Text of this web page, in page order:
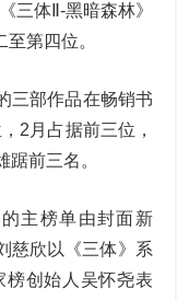
三体Ⅱ-黑暗森林》
第四位。
三部作品在畅销书
2月占据前三位，
前三名。
主榜单由封面新
慈欣以《三体》系
榜创始人吴怀尧表